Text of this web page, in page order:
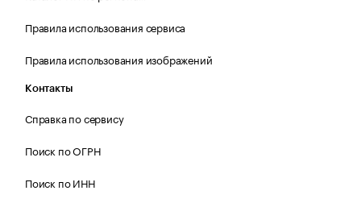
Правила использования сервиса
Правила использования изображений
Контакты
Справка по сервису
Поиск по ОГРН
Поиск по ИНН